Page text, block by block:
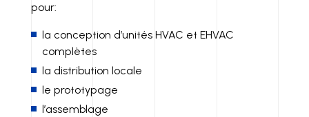
pour:
la conception d’unités HVAC et EHVAC
complètes
la distribution locale
le prototypage
l’assemblage